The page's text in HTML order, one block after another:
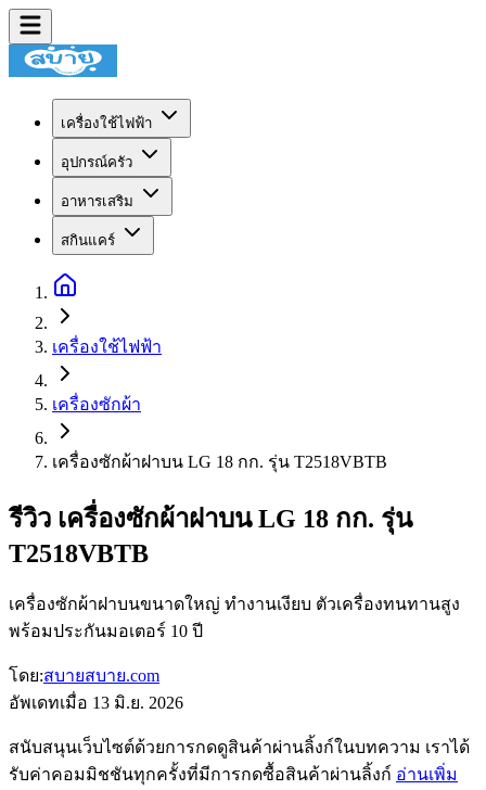
เครื่องใช้ไฟฟ้า
อุปกรณ์ครัว
อาหารเสริม
สกินแคร์
เครื่องใช้ไฟฟ้า
เครื่องซักผ้า
เครื่องซักผ้าฝาบน LG 18 กก. รุ่น T2518VBTB
รีวิว เครื่องซักผ้าฝาบน LG 18 กก. รุ่น
T2518VBTB
เครื่องซักผ้าฝาบนขนาดใหญ่ ทำงานเงียบ ตัวเครื่องทนทานสูง
พร้อมประกันมอเตอร์ 10 ปี
โดย:สบายสบาย.com
อัพเดทเมื่อ 13 มิ.ย. 2026
สนับสนุนเว็บไซต์ด้วยการกดดูสินค้าผ่านลิ้งก์ในบทความ เราได้
รับค่าคอมมิชชันทุกครั้งที่มีการกดซื้อสินค้าผ่านลิ้งก์ อ่านเพิ่ม